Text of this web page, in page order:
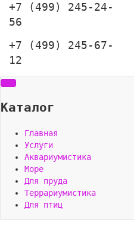
+7 (499) 245-24-
56
+7 (499) 245-67-
12
Каталог
Главная
Услуги
Аквариумистика
Море
Для пруда
Террариумистика
Для птиц